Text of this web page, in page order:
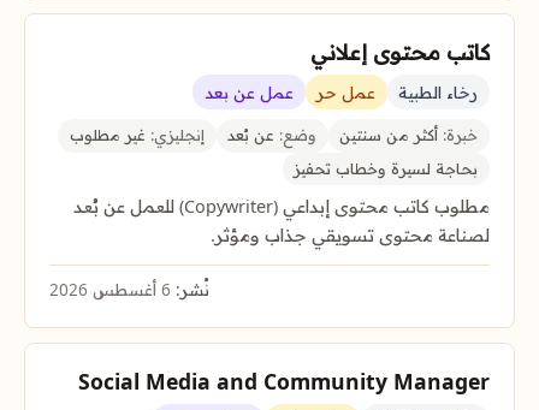
كاتب محتوى إعلاني
رخاء الطبية عمل حر عمل عن بعد
خبرة: أكثر من سنتين وضع: عن بُعد إنجليزي: غير مطلوب
بحاجة لسيرة وخطاب تحفيز
مطلوب كاتب محتوى إبداعي (Copywriter) للعمل عن بُعد
لصناعة محتوى تسويقي جذاب ومؤثر.
نُشر:
Social Media and Community Manager